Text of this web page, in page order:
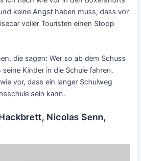
keine Angst haben muss, dass vor
voller Touristen einen Stopp
die sagen: Wer so ab dem Schuss
Kinder in die Schule fahren.
vor, dass ein langer Schulweg
sein kann.
Nicolas Senn,